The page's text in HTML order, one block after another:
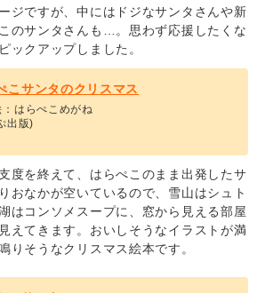
ジですが、中にはドジなサンタさんや新
のサンタさんも…。思わず応援したくな
ックアップしました。
こサンタのクリスマス
はらぺこめがね
出版)
度を終えて、はらぺこのまま出発したサ
おなかが空いているので、雪山はシュト
はコンソメスープに、窓から見える部屋
えてきます。おいしそうなイラストが満
りそうなクリスマス絵本です。